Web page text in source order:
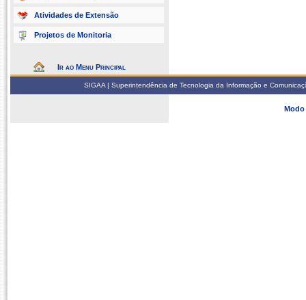
Atividades de Extensão
Projetos de Monitoria
Ir ao Menu Principal
SIGAA | Superintendência de Tecnologia da Informação e
Modo